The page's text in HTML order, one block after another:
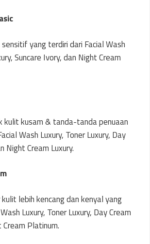
yang terdiri dari Facial Wash
Suncare Ivory, dan Night Cream
kulit kusam & tanda-tanda penuaan
Wash Luxury, Toner Luxury, Day
Night Cream Luxury.
lebih kencang dan kenyal yang
Luxury, Toner Luxury, Day Cream
Cream Platinum.